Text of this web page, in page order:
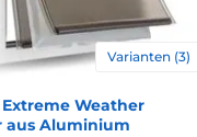
Varianten (3)
Weather
aus Aluminium